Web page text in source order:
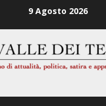
9 Agosto 2026